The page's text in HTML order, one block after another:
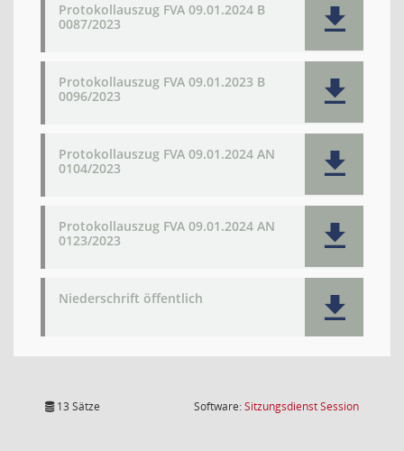
Protokollauszug FVA 09.01.2024 B
0087/2023
Protokollauszug FVA 09.01.2023 B
0096/2023
Protokollauszug FVA 09.01.2024 AN
0104/2023
Protokollauszug FVA 09.01.2024 AN
0123/2023
Niederschrift öffentlich
13 Sätze Software:SitzungsdienstSession(Wird in